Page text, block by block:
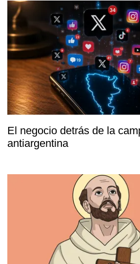
El negocio detrás de la
antiargentina